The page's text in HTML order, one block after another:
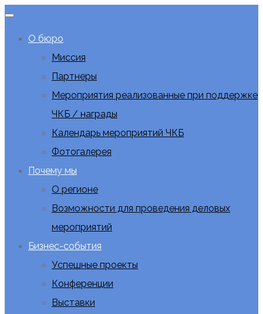
О бюро
Миссия
Партнеры
Мероприятия реализованные при поддержке
ЧКБ / награды
Календарь мероприятий ЧКБ
Фотогалерея
Почему мы
О регионе
Возможности для проведения деловых
мероприятий
Бизнес-события
Успешные проекты
Конференции
Выставки